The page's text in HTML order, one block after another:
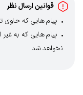
قوانین ارسال نظر
پیام هایی که حاوی
پیام هایی که به غیر
نخواهد شد.
با توجه به آن که
وجود دارد، معمولا